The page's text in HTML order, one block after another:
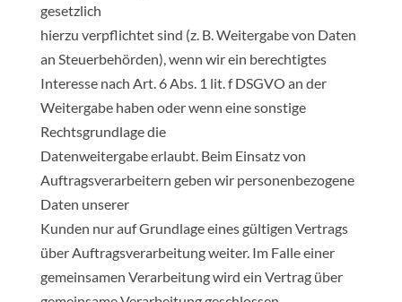
gesetzlich
hierzu verpflichtet sind (z. B. Weitergabe von Daten
an Steuerbehörden), wenn wir ein berechtigtes
Interesse nach Art. 6 Abs. 1 lit. f DSGVO an der
Weitergabe haben oder wenn eine sonstige
Rechtsgrundlage die
Datenweitergabe erlaubt. Beim Einsatz von
Auftragsverarbeitern geben wir personenbezogene
Daten unserer
Kunden nur auf Grundlage eines gültigen Vertrags
über Auftragsverarbeitung weiter. Im Falle einer
gemeinsamen Verarbeitung wird ein Vertrag über